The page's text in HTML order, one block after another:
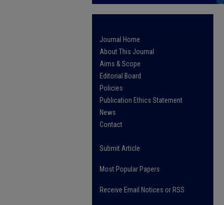
Journal Home
About This Journal
Aims & Scope
Editorial Board
Policies
Publication Ethics Statement
News
Contact
Submit Article
Most Popular Papers
Receive Email Notices or RSS